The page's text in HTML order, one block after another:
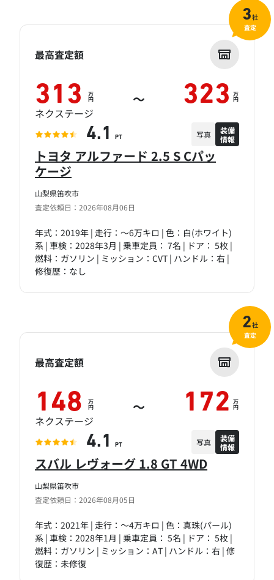
山梨県笛吹市
査定依頼日：2026年08月06日
トヨタ アルファード 2.5 S Cパッ
ケージ
年式：2019年 | 走行：～6万キロ | 色：白(ホワイト)
系 | 車検：2028年3月 | 乗車定員： 7名 | ドア： 5枚 |
燃料：ガソリン | ミッション：CVT | ハンドル：右 |
修復歴：なし
最高査定額
313 万
円 ～ 323 万
円
ネクステージ
4.1 PT 写真
装備
情報
3社
査定
山梨県笛吹市
査定依頼日：2026年08月05日
スバル レヴォーグ 1.8 GT 4WD
年式：2021年 | 走行：～4万キロ | 色：真珠(パール)
系 | 車検：2028年1月 | 乗車定員： 5名 | ドア： 5枚 |
燃料：ガソリン | ミッション：AT | ハンドル：右 | 修
復歴：未修復
最高査定額
148 万
円 ～ 172 万
円
ネクステージ
4.1 PT 写真
装備
情報
2社
査定